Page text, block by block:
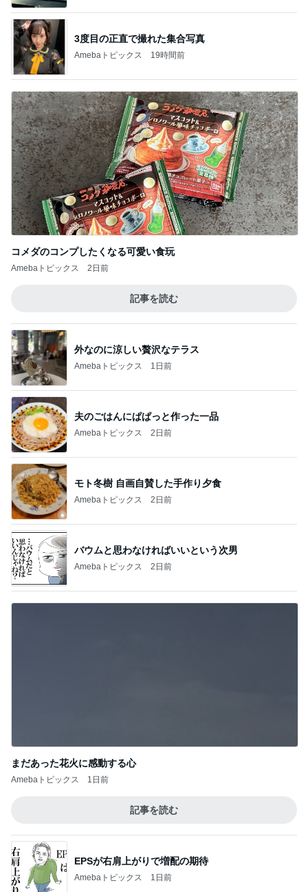
3度目の正直で撮れた集合写真
Amebaトピックス 19時間前
コメダのコンプしたくなる可愛い食玩
Amebaトピックス 2日前
記事を読む
外なのに涼しい贅沢なテラス
Amebaトピックス 1日前
夫のごはんにぱぱっと作った一品
Amebaトピックス 2日前
モト冬樹 自画自賛した手作り夕食
Amebaトピックス 2日前
バウムと思わなければいいという次男
Amebaトピックス 2日前
まだあった花火に感動する心
Amebaトピックス 1日前
記事を読む
EPSが右肩上がりで増配の期待
Amebaトピックス 1日前